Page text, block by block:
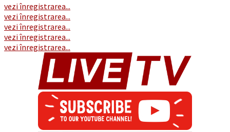
vezi înregistrarea...
vezi înregistrarea...
vezi înregistrarea...
vezi înregistrarea...
vezi înregistrarea...